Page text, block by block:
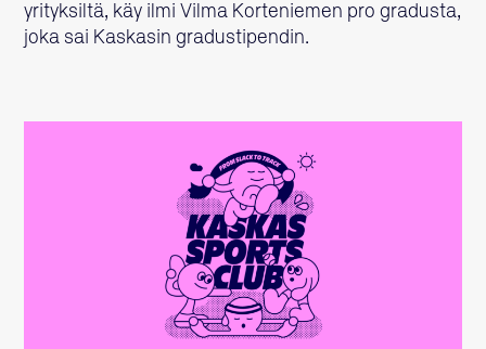
yrityksiltä, käy ilmi Vilma Korteniemen pro gradusta,
joka sai Kaskasin gradustipendin.
LUE LISÄÄ